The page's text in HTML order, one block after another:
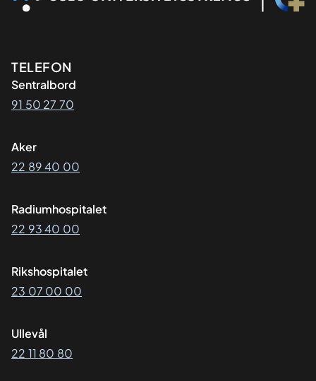
Kontaktinformasjon
TELEFON
Sentralbord
91 50 27 70
Aker
22 89 40 00
Radiumhospitalet
22 93 40 00
Rikshospitalet
23 07 00 00
Ullevål
22 11 80 80